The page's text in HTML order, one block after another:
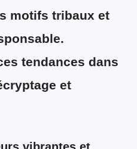
motifs tribaux et
tendances dans
et